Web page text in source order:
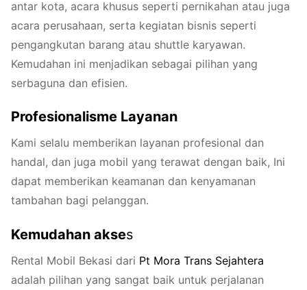
antar kota, acara khusus seperti pernikahan atau juga
acara perusahaan, serta kegiatan bisnis seperti
pengangkutan barang atau shuttle karyawan.
Kemudahan ini menjadikan sebagai pilihan yang
serbaguna dan efisien.
Profesionalisme Layanan
Kami selalu memberikan layanan profesional dan
handal, dan juga mobil yang terawat dengan baik, Ini
dapat memberikan keamanan dan kenyamanan
tambahan bagi pelanggan.
Kemudahan akses
Rental Mobil Bekasi dari Pt Mora Trans Sejahtera
adalah pilihan yang sangat baik untuk perjalanan